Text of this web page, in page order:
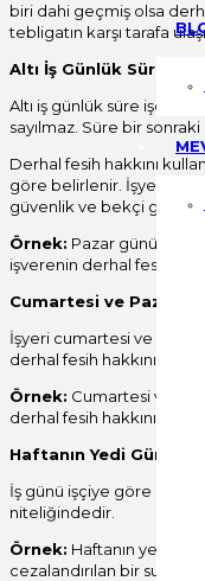
biri dahi geçmiş olsa
tebligatın karşı tarafa
Altı İş Günlük Süre Ne
Altı iş günlük süre işçi
sayılmaz. Süre bir
Derhal fesih hakkını
göre belirlenir. İşyerinin
güvenlik ve bekçi gibi
Örnek: Pazar günü
işverenin derhal fesih
Cumartesi ve Pazar
İşyeri cumartesi ve pazar
derhal fesih hakkını
Örnek: Cumartesi ve
derhal fesih hakkını
Haftanın Yedi Günü
İş günü işçiye göre değil
niteliğindedir.
Örnek: Haftanın yedi
cezalandırılan bir suç